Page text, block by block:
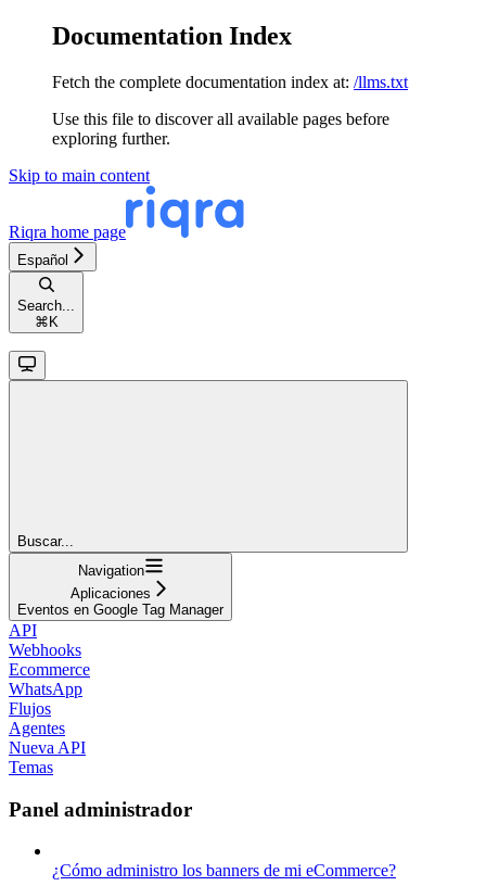
Documentation Index
Fetch the complete documentation index at: /llms.txt
Use this file to discover all available pages before
exploring further.
Skip to main content
Riqra home page
Español
Search...
⌘ K
Buscar...
Navigation
Aplicaciones
Eventos en Google Tag Manager
API
Webhooks
Ecommerce
WhatsApp
Flujos
Agentes
Nueva API
Temas
Panel administrador
¿Cómo administro los banners de mi eCommerce?